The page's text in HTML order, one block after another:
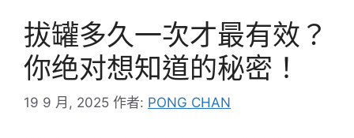
拔罐多久一次才最有效？
你绝对想知道的秘密！
19 9 月, 2025 作者: PONG CHAN